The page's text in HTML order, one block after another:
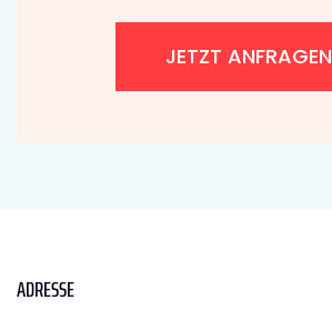
JETZT ANFRAGEN
ADRESSE